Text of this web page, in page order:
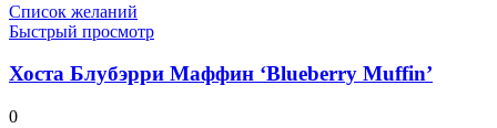
Список желаний
Быстрый просмотр
Хоста Блубэрри Маффин ‘Blueberry Muffin’
0